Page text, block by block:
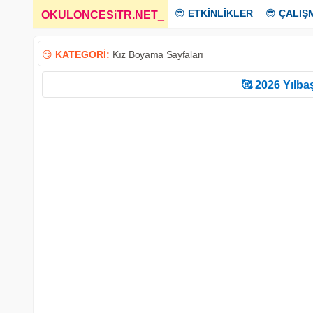
OKULONCESiTR.NET 😍 ETKİNLİKLER 😎
😏 KATEGORİ: Kız Boyama Sayfaları
🥰 2026